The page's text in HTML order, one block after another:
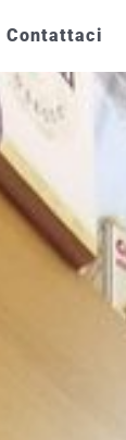
Contattaci